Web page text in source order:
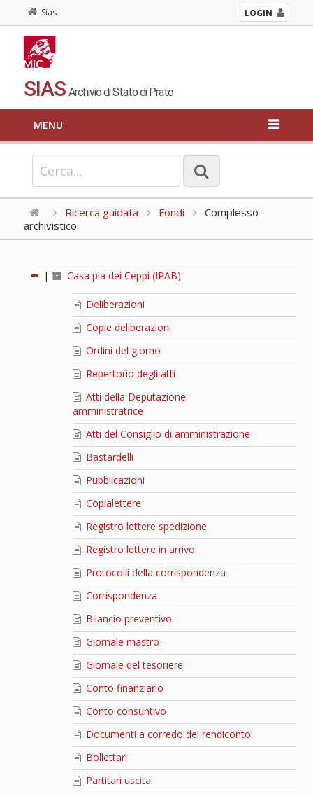
Sias LOGIN
SIAS Archivio di Stato di Prato
MENU
Ricerca guidata Fondi
Complesso
archivistico
| Casa pia dei Ceppi (IPAB)
Deliberazioni
Copie deliberazioni
Ordini del giorno
Repertorio degli atti
Atti della Deputazione
amministratrice
Atti del Consiglio di amministrazione
Bastardelli
Pubblicazioni
Copialettere
Registro lettere spedizione
Registro lettere in arrivo
Protocolli della corrispondenza
Corrispondenza
Bilancio preventivo
Giornale mastro
Giornale del tesoriere
Conto finanziario
Conto consuntivo
Documenti a corredo del rendiconto
Bollettari
Partitari uscita